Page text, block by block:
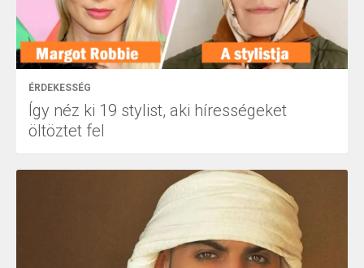
ÉRDEKESSÉG
Így néz ki 19 stylist, aki hírességeket
öltöztet fel